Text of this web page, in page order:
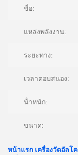
ชื่อ:
แหล่งพลังงาน:
ระยะทาง:
เวลาตอบสนอง:
น้ําหนัก:
ขนาด:
หน้าแรก เครื่องวัดอัลโ